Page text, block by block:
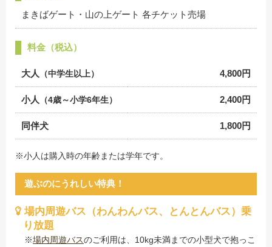
まきばゲート・山の上ゲート 各チケット売場
料金（税込）
大人 （中学生以上） 4,800円
小人 （4歳～小学6年生） 2,400円
同伴犬 1,800円
※小人は購入時の年齢または学年です。
遊ぶのにうれしい特典！
場内周遊バス（わんわんバス、とんとんバス）乗
り放題
※場内周遊バスのご利用は、10kg未満までの小型犬で抱っこ